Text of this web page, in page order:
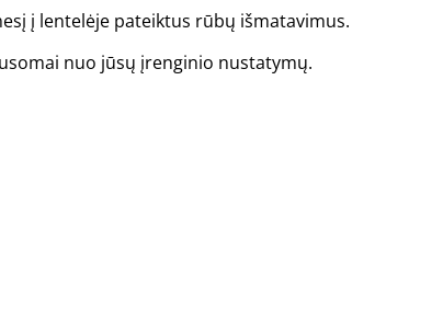
į lentelėje pateiktus rūbų išmatavimus.
nuo jūsų įrenginio nustatymų.